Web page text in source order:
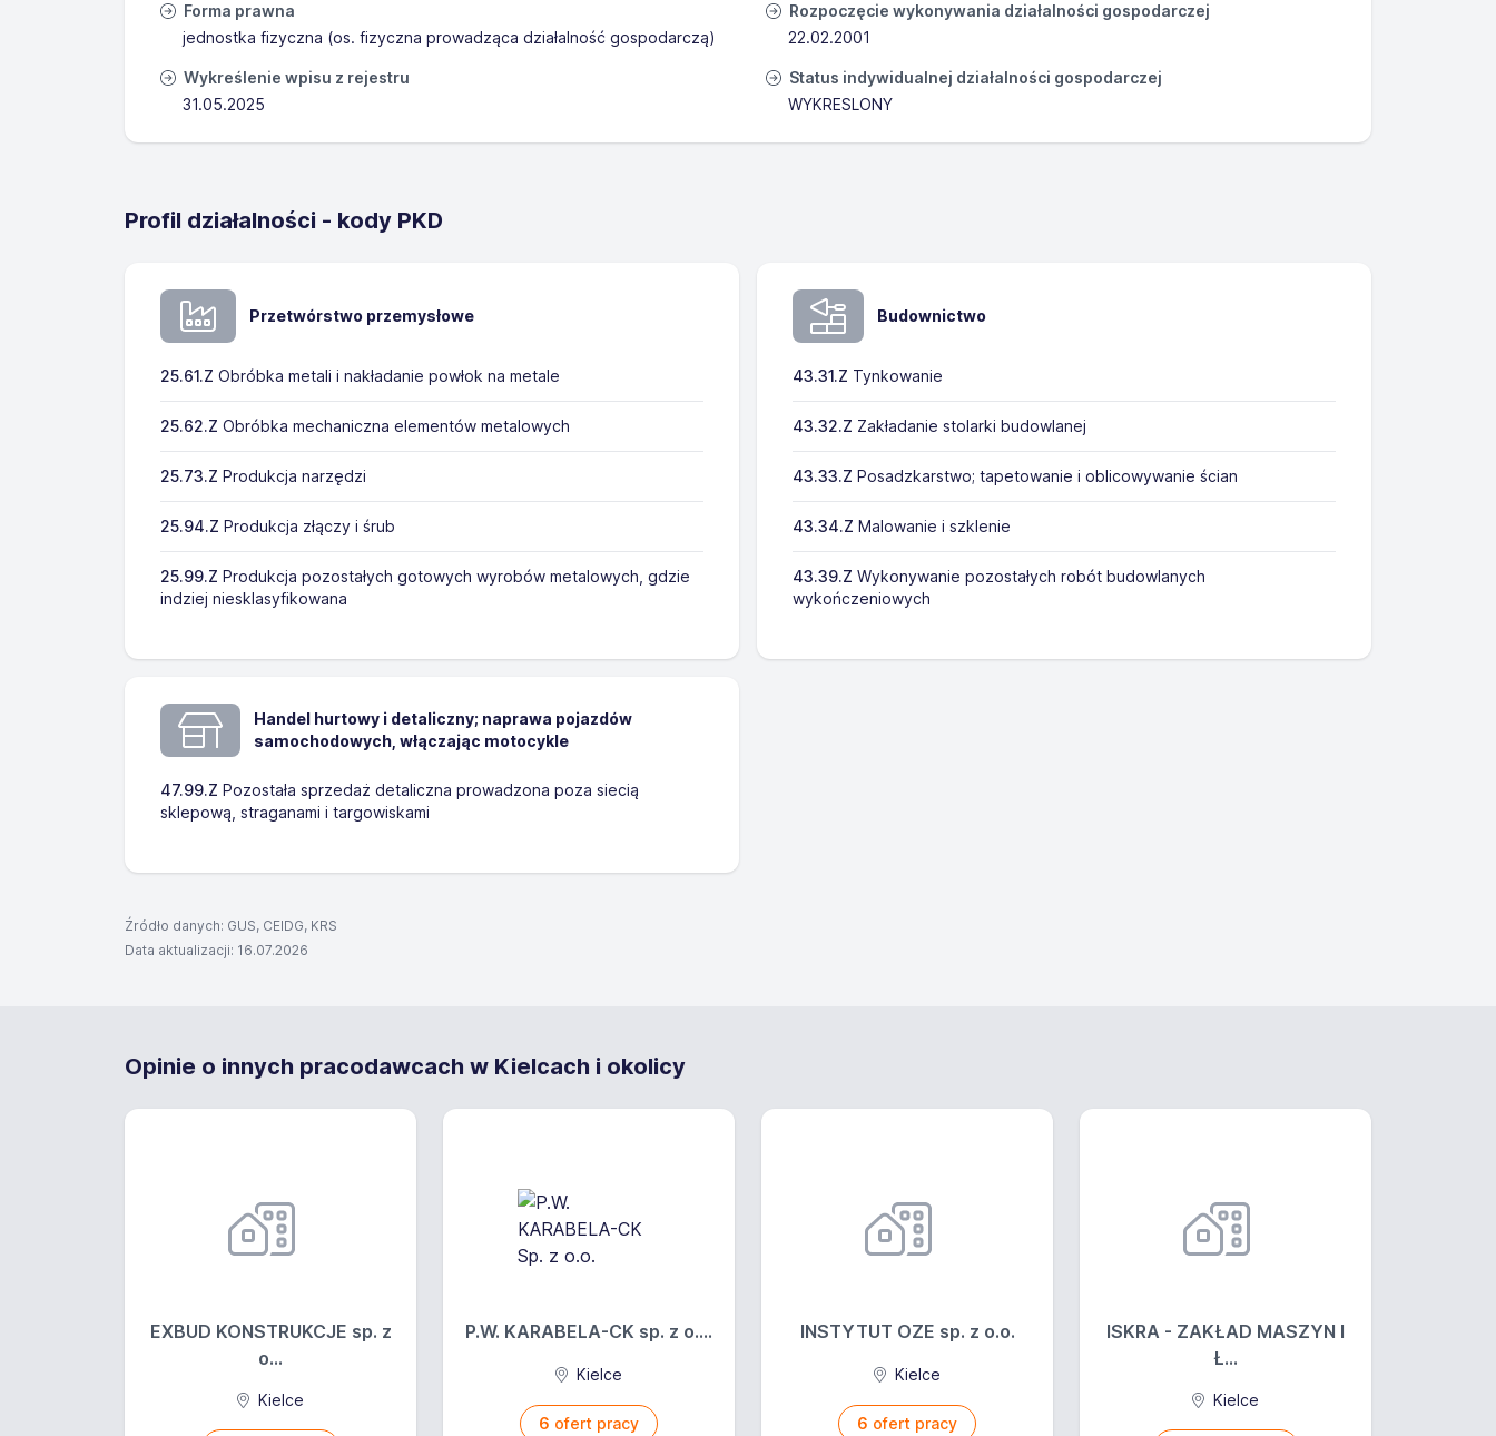
Forma prawna
jednostka fizyczna (os. fizyczna prowadząca działalność gospodarczą)
Rozpoczęcie wykonywania działalności gospodarczej
22.02.2001
Wykreślenie wpisu z rejestru
31.05.2025
Status indywidualnej działalności gospodarczej
WYKRESLONY
Profil działalności - kody PKD
Przetwórstwo przemysłowe
25.61.Z Obróbka metali i nakładanie powłok na metale
25.62.Z Obróbka mechaniczna elementów metalowych
25.73.Z Produkcja narzędzi
25.94.Z Produkcja złączy i śrub
25.99.Z Produkcja pozostałych gotowych wyrobów metalowych, gdzie
indziej niesklasyfikowana
Budownictwo
43.31.Z Tynkowanie
43.32.Z Zakładanie stolarki budowlanej
43.33.Z Posadzkarstwo; tapetowanie i oblicowywanie ścian
43.34.Z Malowanie i szklenie
43.39.Z Wykonywanie pozostałych robót budowlanych
wykończeniowych
Handel hurtowy i detaliczny; naprawa pojazdów
samochodowych, włączając motocykle
47.99.Z Pozostała sprzedaż detaliczna prowadzona poza siecią
sklepową, straganami i targowiskami
Źródło danych: GUS, CEIDG, KRS
Data aktualizacji: 16.07.2026
Opinie o innych pracodawcach w Kielcach i okolicy
EXBUD KONSTRUKCJE sp. z
o...
Kielce
P.W. KARABELA-CK sp. z o....
Kielce
6 ofert pracy
INSTYTUT OZE sp. z o.o.
Kielce
6 ofert pracy
ISKRA - ZAKŁAD MASZYN I
Ł...
Kielce